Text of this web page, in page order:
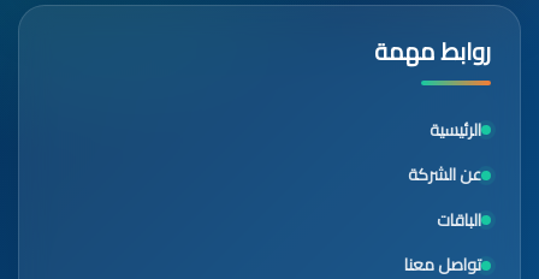
روابط مهمة
الرئيسية
عن الشركة
الباقات
تواصل معنا